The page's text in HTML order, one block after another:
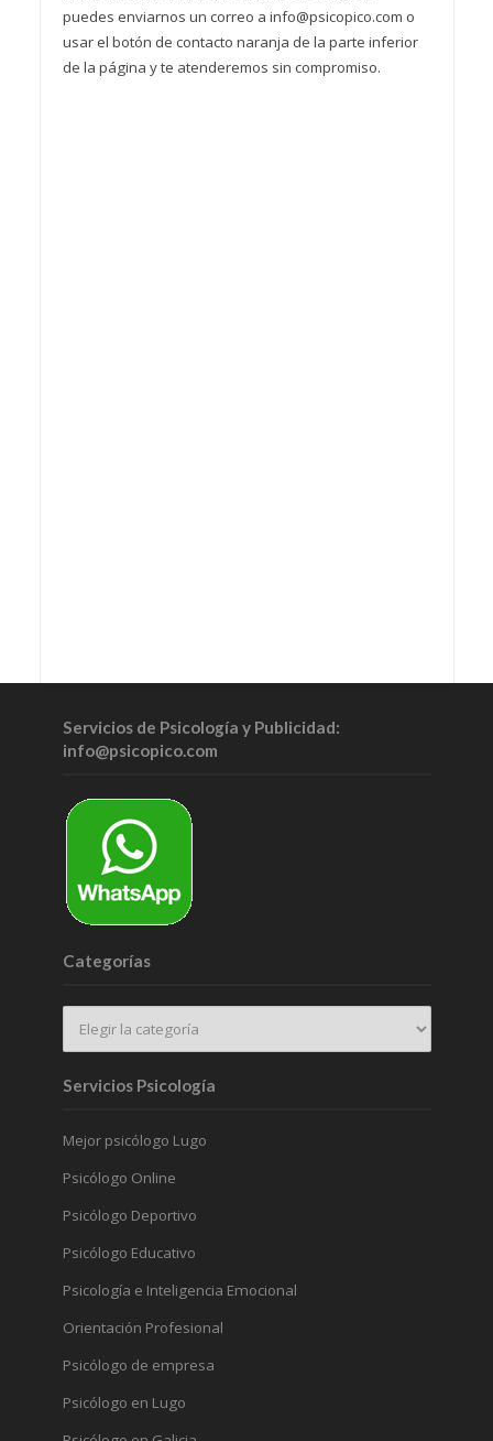
puedes enviarnos un correo a info@psicopico.com o
usar el botón de contacto naranja de la parte inferior
de la página y te atenderemos sin compromiso.
Servicios de Psicología y Publicidad:
info@psicopico.com
Categorías
Servicios Psicología
Mejor psicólogo Lugo
Psicólogo Online
Psicólogo Deportivo
Psicólogo Educativo
Psicología e Inteligencia Emocional
Orientación Profesional
Psicólogo de empresa
Psicólogo en Lugo